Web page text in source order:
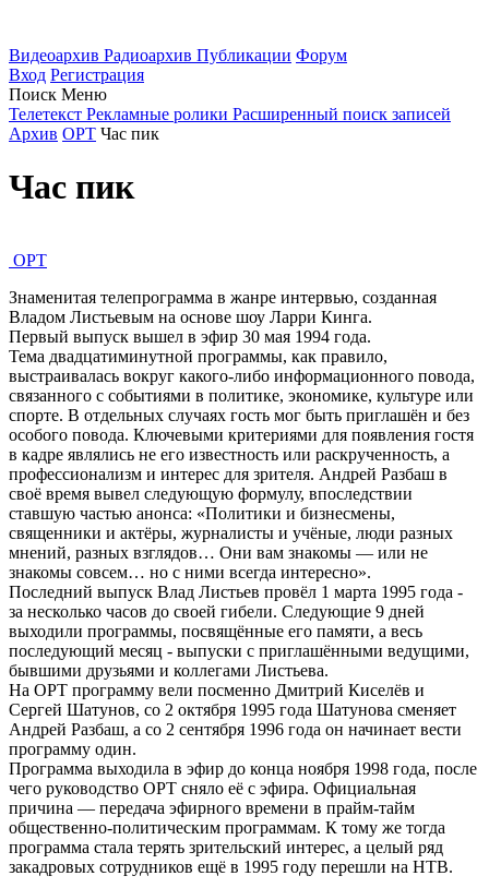
Видеоархив Радиоархив Публикации Форум
Вход Регистрация
Поиск Меню
Телетекст Рекламные ролики Расширенный поиск записей
Архив ОРТ Час пик
Час пик
ОРТ
Знаменитая телепрограмма в жанре интервью, созданная
Владом Листьевым на основе шоу Ларри Кинга.
Первый выпуск вышел в эфир 30 мая 1994 года.
Тема двадцатиминутной программы, как правило,
выстраивалась вокруг какого-либо информационного повода,
связанного с событиями в политике, экономике, культуре или
спорте. В отдельных случаях гость мог быть приглашён и без
особого повода. Ключевыми критериями для появления гостя
в кадре являлись не его известность или раскрученность, а
профессионализм и интерес для зрителя. Андрей Разбаш в
своё время вывел следующую формулу, впоследствии
ставшую частью анонса: «Политики и бизнесмены,
священники и актёры, журналисты и учёные, люди разных
мнений, разных взглядов… Они вам знакомы — или не
знакомы совсем… но с ними всегда интересно».
Последний выпуск Влад Листьев провёл 1 марта 1995 года -
за несколько часов до своей гибели. Следующие 9 дней
выходили программы, посвящённые его памяти, а весь
последующий месяц - выпуски с приглашёнными ведущими,
бывшими друзьями и коллегами Листьева.
На ОРТ программу вели посменно Дмитрий Киселёв и
Сергей Шатунов, со 2 октября 1995 года Шатунова сменяет
Андрей Разбаш, а со 2 сентября 1996 года он начинает вести
программу один.
Программа выходила в эфир до конца ноября 1998 года, после
чего руководство ОРТ сняло её с эфира. Официальная
причина — передача эфирного времени в прайм-тайм
общественно-политическим программам. К тому же тогда
программа стала терять зрительский интерес, а целый ряд
закадровых сотрудников ещё в 1995 году перешли на НТВ.